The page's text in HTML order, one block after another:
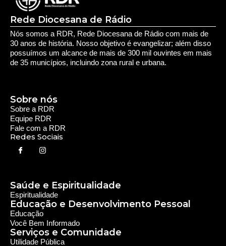
Rede Diocesana de Rádio
Nós somos a RDR, Rede Diocesana de Rádio com mais de
30 anos de história. Nosso objetivo é evangelizar; além disso
possuímos um alcance de mais de 300 mil ouvintes em mais
de 35 municípios, incluindo zona rural e urbana.
Sobre a RDR
Equipe RDR
Fale com a RDR
Redes Sociais
Sobre nós
Saúde e Espiritualidade
Espiritualidade
Educação e Desenvolvimento Pessoal
Educação
Você Bem Informado
Serviços e Comunidade
Utilidade Pública